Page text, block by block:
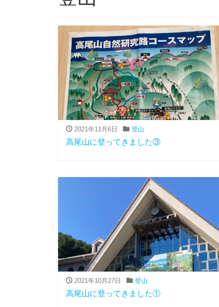
2021年11月6日 登山
高尾山に登ってきました③
2021年10月27日 登山
高尾山に登ってきました①